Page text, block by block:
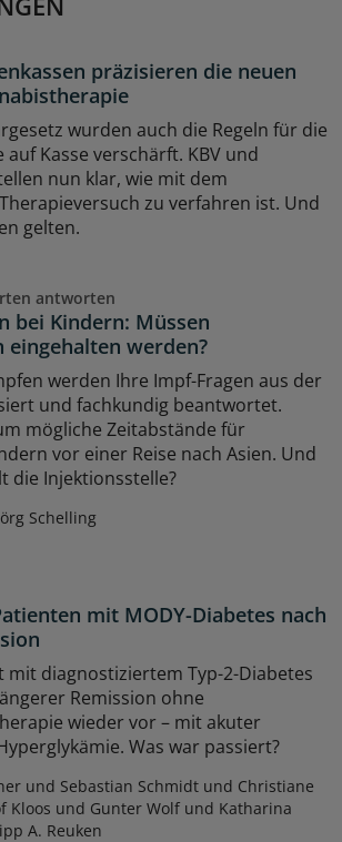
präzisieren die neuen
wurden auch die Regeln für die
Kasse verschärft. KBV und
nun klar, wie mit dem
zu verfahren ist. Und
gelten.
antworten
bei Kindern: Müssen
eingehalten werden?
werden Ihre Impf-Fragen aus der
und fachkundig beantwortet.
mögliche Zeitabstände für
vor einer Reise nach Asien. Und
die Injektionsstelle?
Schelling
mit MODY-Diabetes nach
mit diagnostiziertem Typ-2-Diabetes
Remission ohne
wieder vor – mit akuter
Was war passiert?
und Sebastian Schmidt und Christiane
Kloos und Gunter Wolf und Katharina
A. Reuken